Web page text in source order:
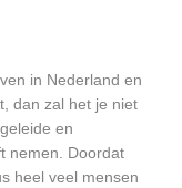
in Nederland en
dan zal het je niet
en
nemen. Doordat
heel veel mensen